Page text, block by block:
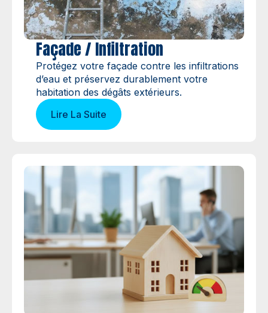
Façade / Infiltration
Protégez votre façade contre les infiltrations
d’eau et préservez durablement votre
habitation des dégâts extérieurs.
Lire La Suite